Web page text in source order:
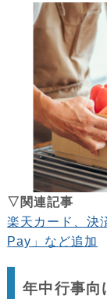
▽関連記事
楽天カード、決
Pay」など追加
年中行事向